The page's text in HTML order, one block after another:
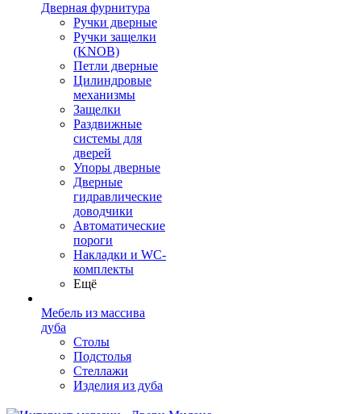
Дверная фурнитура
Ручки дверные
Ручки защелки
(KNOB)
Петли дверные
Цилиндровые
механизмы
Защелки
Раздвижные
системы для
дверей
Упоры дверные
Дверные
гидравлические
доводчики
Автоматические
пороги
Накладки и WC-
комплекты
Ещё
Мебель из массива
дуба
Столы
Подстолья
Стеллажи
Изделия из дуба